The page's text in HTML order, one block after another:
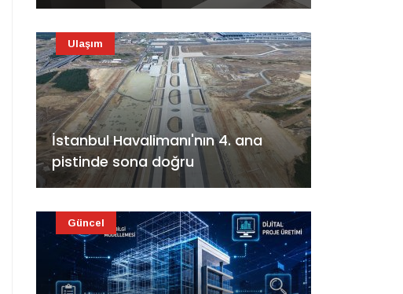
İstanbul Havalimanı'nın 4. ana
pistinde sona doğru
Ulaşım
Güncel